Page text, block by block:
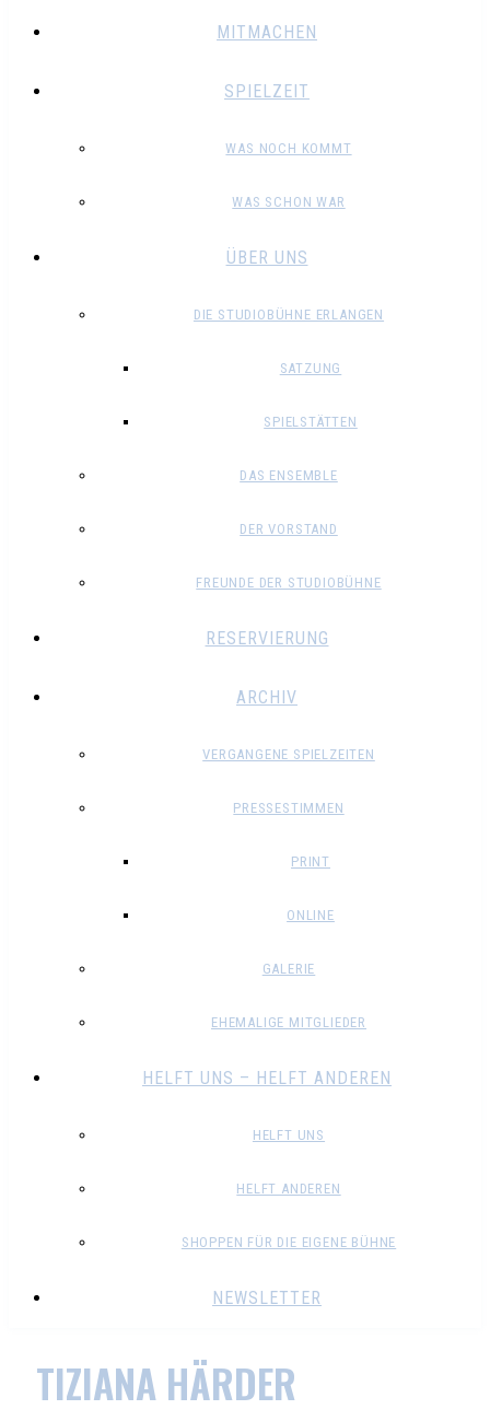
MITMACHEN
SPIELZEIT
WAS NOCH KOMMT
WAS SCHON WAR
ÜBER UNS
DIE STUDIOBÜHNE ERLANGEN
SATZUNG
SPIELSTÄTTEN
DAS ENSEMBLE
DER VORSTAND
FREUNDE DER STUDIOBÜHNE
RESERVIERUNG
ARCHIV
VERGANGENE SPIELZEITEN
PRESSESTIMMEN
PRINT
ONLINE
GALERIE
EHEMALIGE MITGLIEDER
HELFT UNS – HELFT ANDEREN
HELFT UNS
HELFT ANDEREN
SHOPPEN FÜR DIE EIGENE BÜHNE
NEWSLETTER
TIZIANA HÄRDER